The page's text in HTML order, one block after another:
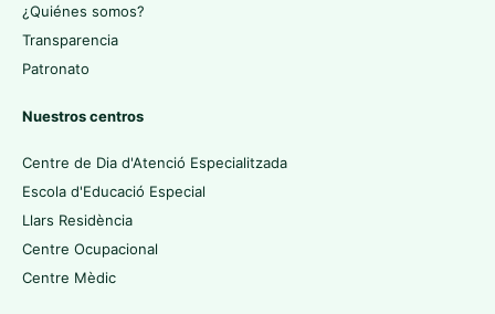
¿Quiénes somos?
Transparencia
Patronato
Nuestros centros
Centre de Dia d'Atenció Especialitzada
Escola d'Educació Especial
Llars Residència
Centre Ocupacional
Centre Mèdic